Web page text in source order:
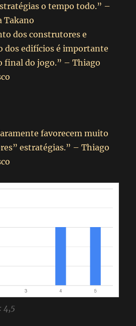
o tempo todo.” –
Takano
dos construtores e
dos edifícios é importante
final do jogo.” – Thiago
favorecem muito
estratégias.” – Thiago
4,5